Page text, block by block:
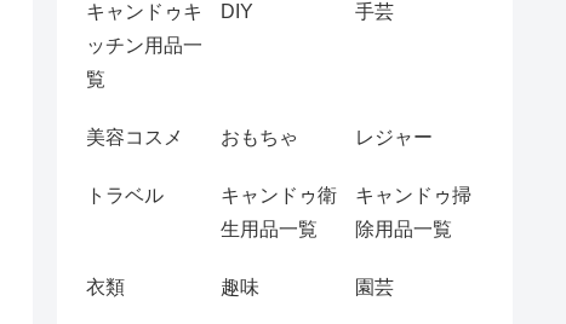
キャンドゥキ
ッチン用品一
覧
DIY 手芸
美容コスメ おもちゃ レジャー
トラベル
キャンドゥ衛
生用品一覧
キャンドゥ掃
除用品一覧
衣類 趣味 園芸